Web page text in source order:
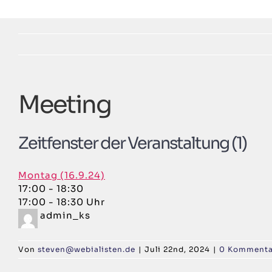
Meeting
Zeitfenster der Veranstaltung (1)
Montag (16.9.24)
17:00 - 18:30
17:00 - 18:30 Uhr
admin_ks
Von steven@webialisten.de | Juli 22nd, 2024 | 0